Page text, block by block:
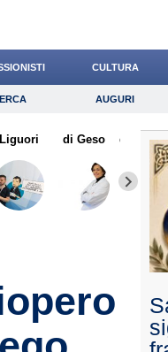
CULTURA
Auguri
Giornalista
AUGURI
Liguori di Geso de